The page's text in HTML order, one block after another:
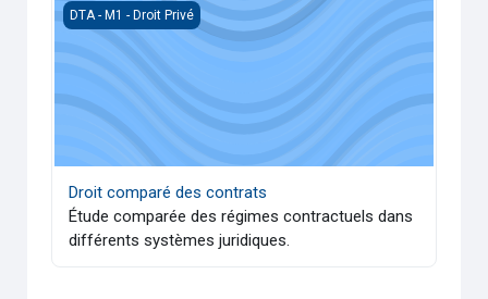
Droit comparé des contrats
DTA - M1 - Droit Privé
Droit comparé des contrats
Étude comparée des régimes contractuels dans
différents systèmes juridiques.